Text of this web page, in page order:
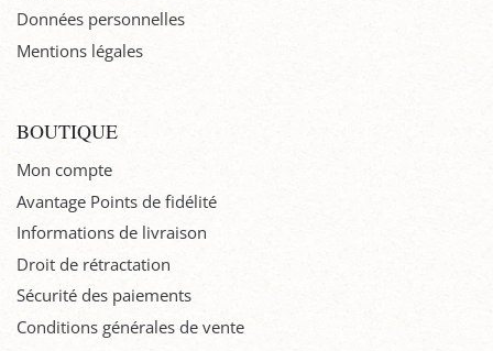
Données personnelles
Mentions légales
BOUTIQUE
Mon compte
Avantage Points de fidélité
Informations de livraison
Droit de rétractation
Sécurité des paiements
Conditions générales de vente